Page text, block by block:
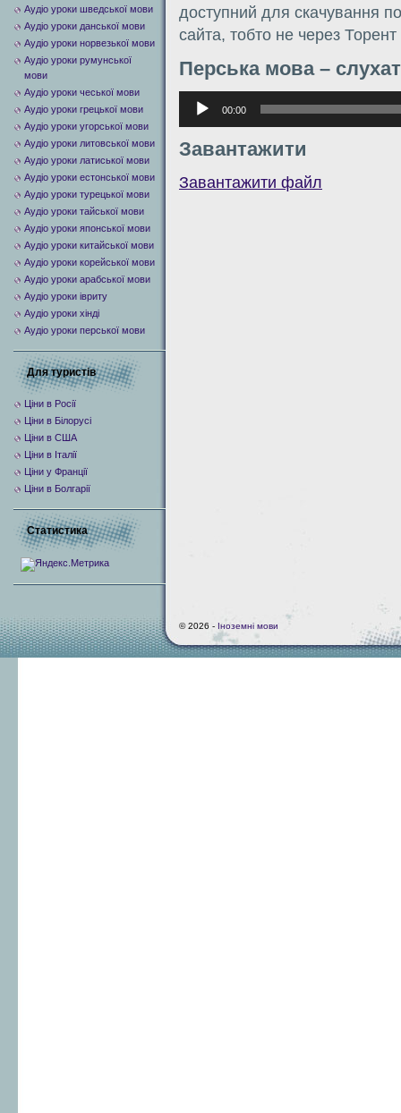
доступний для скачування
сайта, тобто не через
Перська мова –
Аудиоплеер
00:00
Завантажити
Завантажити файл
Аудіо уроки шведської мови
Аудіо уроки данської мови
Аудіо уроки норвезької мови
Аудіо уроки румунської
мови
Аудіо уроки чеської мови
Аудіо уроки грецької мови
Аудіо уроки угорської мови
Аудіо уроки литовської мови
Аудіо уроки латиської мови
Аудіо уроки естонської мови
Аудіо уроки турецької мови
Аудіо уроки тайської мови
Аудіо уроки японської мови
Аудіо уроки китайської мови
Аудіо уроки корейської мови
Аудіо уроки арабської мови
Аудіо уроки івриту
Аудіо уроки хінді
Аудіо уроки перської мови
Для туристів
Ціни в Росії
Ціни в Білорусі
Ціни в США
Ціни в Італії
Ціни у Франції
Ціни в Болгарії
Статистика
© 2026 - Іноземні мови